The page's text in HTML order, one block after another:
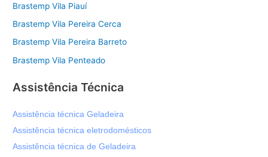
Brastemp Vila Piauí
Brastemp Vila Pereira Cerca
Brastemp Vila Pereira Barreto
Brastemp Vila Penteado
Assistência Técnica
Assistência técnica Geladeira
Assistência técnica eletrodomésticos
Assistência técnica de Geladeira